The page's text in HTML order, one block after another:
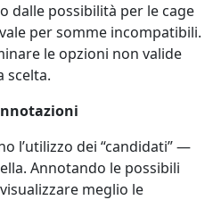
dalle possibilità per le cage
per somme incompatibili.
le opzioni non valide
scelta.
l’utilizzo dei “candidati” —
Annotando le possibili
meglio le